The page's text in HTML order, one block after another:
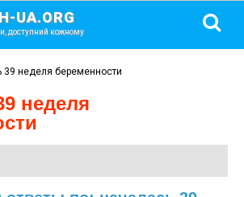
UA.ORG
доступний кожному
39 неделя беременности